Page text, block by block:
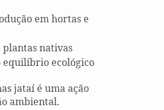
em hortas e
plantas nativas
equilíbrio ecológico
jataí é uma ação
ambiental.